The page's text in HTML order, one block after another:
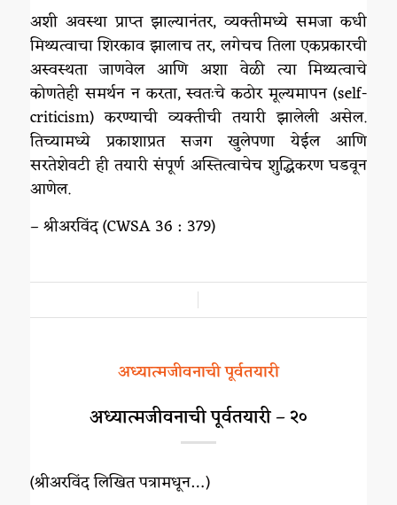
अशी अवस्था प्राप्त झाल्यानंतर, व्यक्तीमध्ये समजा कधी
मिथ्यत्वाचा शिरकाव झालाच तर, लगेचच तिला एकप्रकारची
अस्वस्थता जाणवेल आणि अशा वेळी त्या मिथ्यत्वाचे
कोणतेही समर्थन न करता, स्वतःचे कठोर मूल्यमापन (self-
criticism) करण्याची व्यक्तीची तयारी झालेली असेल.
तिच्यामध्ये प्रकाशाप्रत सजग खुलेपणा येईल आणि
सरतेशेवटी ही तयारी संपूर्ण अस्तित्वाचेच शुद्धिकरण घडवून
आणेल.
– श्रीअरविंद (CWSA 36 : 379)
अध्यात्मजीवनाची पूर्वतयारी
अध्यात्मजीवनाची पूर्वतयारी – २०
(श्रीअरविंद लिखित पत्रामधून…)